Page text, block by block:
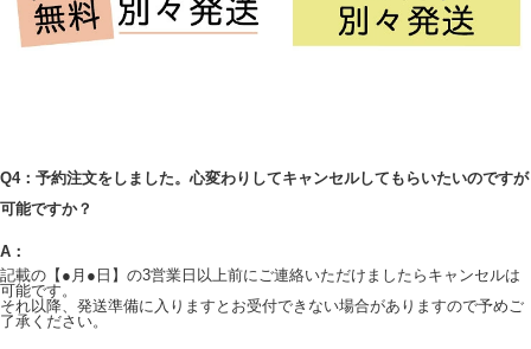
Q4：予約注文をしました。心変わりしてキャンセルしてもらいたいのですが
可能ですか？
A：
記載の【●月●日】の3営業日以上前にご連絡いただけましたらキャンセルは
可能です。
それ以降、発送準備に入りますとお受付できない場合がありますので予めご
了承ください。